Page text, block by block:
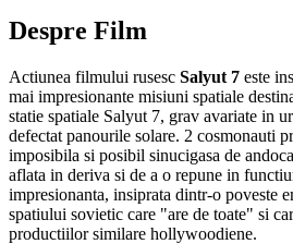
Despre Film
Actiunea filmului rusesc Salyut 7 este
mai impresionante misiuni spatiale
statie spatiale Salyut 7, grav avariate in
defectat panourile solare. 2 cosmonauti
imposibila si posibil sinucigasa de
aflata in deriva si de a o repune in
impresionanta, insiprata dintr-o poveste
spatiului sovietic care "are de toate" si
productiilor similare hollywoodiene.